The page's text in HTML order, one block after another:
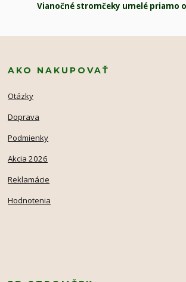
Vianočné stromčeky umelé priamo
AKO NAKUPOVAŤ
Otázky
Doprava
Podmienky
Akcia 2026
Reklamácie
Hodnotenia